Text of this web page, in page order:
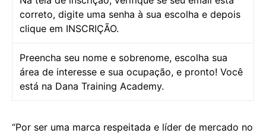
correto, digite uma senha à sua escolha e depois
clique em INSCRIÇÃO.
Preencha seu nome e sobrenome, escolha sua
área de interesse e sua ocupação, e pronto! Você
está na Dana Training Academy.
“Por ser uma marca respeitada e líder de mercado no